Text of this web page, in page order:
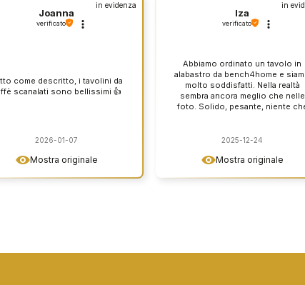
Mostra originale
in evidenza
Joanna
verificato
come descritto, i tavolini da
scanalati sono bellissimi 👍
2026-01-07
Mostra originale
in
Iza
verificato
Abbiamo ordinato un tavolo in
alabastro da bench4home e
molto soddisfatti. Nella realtà
sembra ancora meglio che nelle
foto. Solido, pesante, niente
che è un mobile decente
dettagli. Il contatto con il negozio
liscio e come concordato. Lo
2025-12-24